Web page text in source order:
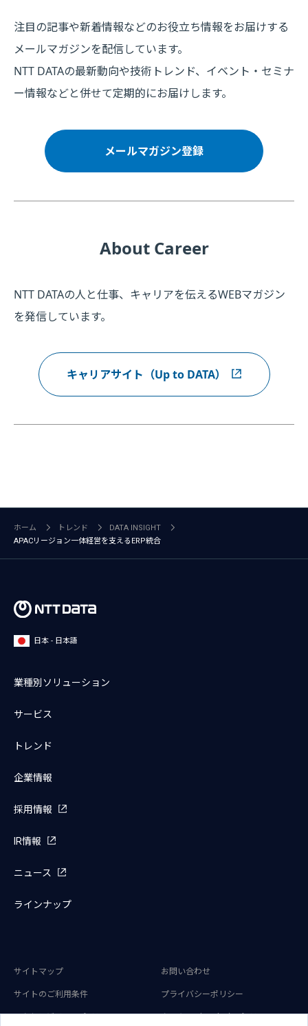
注目の記事や新着情報などのお役立ち情報をお届けする
メールマガジンを配信しています。
NTT DATAの最新動向や技術トレンド、イベント・セミナ
ー情報などと併せて定期的にお届けします。
メールマガジン登録
About Career
NTT DATAの人と仕事、キャリアを伝えるWEBマガジン
を発信しています。
キャリアサイト（Up to DATA）
ホーム トレンド
DATA INSIGHT
APACリージョン一体経営を支えるERP統合
日本 - 日本語
業種別ソリューション
サービス
トレンド
企業情報
採用情報
IR情報
ニュース
ラインナップ
サイトマップ お問い合わせ
サイトのご利用条件 プライバシーポリシー
アクセシビリティポリシー クッキー（Cookie）ポリシー